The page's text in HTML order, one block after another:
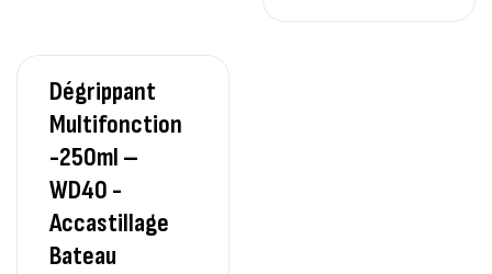
Dégrippant
Multifonction
-250ml –
WD40 -
Accastillage
Bateau